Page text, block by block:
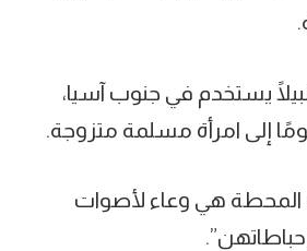
يستخدم في جنوب آسيا،
إلى امرأة مسلمة متزوجة.
المحطة هي وعاء لأصوات